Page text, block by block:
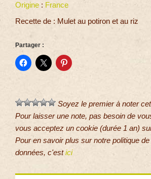
Origine : France
Recette de : Mulet au potiron et au riz
Partager :
Soyez le premier à noter
Pour laisser une note, pas besoin de
vous acceptez un cookie (durée 1 an)
Pour en savoir plus sur notre politique
données, c'estici